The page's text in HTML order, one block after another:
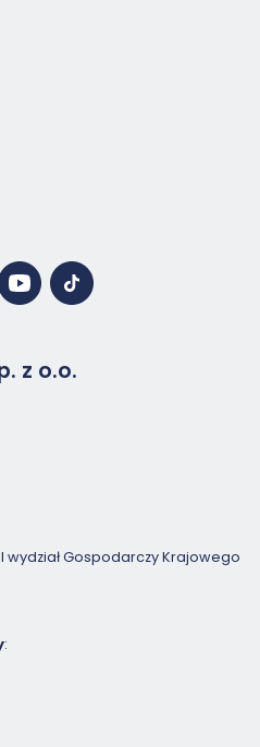
z o.o.
wydział Gospodarczy Krajowego
: